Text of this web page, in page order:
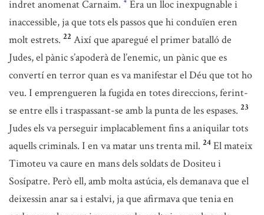
indret anomenat Carnaim. * Era un lloc inexpugnable i
inaccessible, ja que tots els passos que hi conduïen eren
molt estrets. 22 Així que aparegué el primer batalló de
Judes, el pànic s’apoderà de l’enemic, un pànic que es
convertí en terror quan es va manifestar el Déu que tot ho
veu. I emprengueren la fugida en totes direccions, ferint-
se entre ells i traspassant-se amb la punta de les espases. 23
Judes els va perseguir implacablement fins a aniquilar tots
aquells criminals. I en va matar uns trenta mil. 24 El mateix
Timoteu va caure en mans dels soldats de Dositeu i
Sosípatre. Però ell, amb molta astúcia, els demanava que el
deixessin anar sa i estalvi, ja que afirmava que tenia en